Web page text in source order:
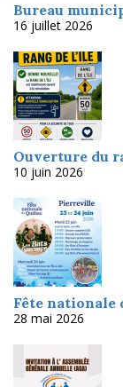
Bureau
16 juillet 2026
Ouverture du
10 juin 2026
Fête
28 mai 2026